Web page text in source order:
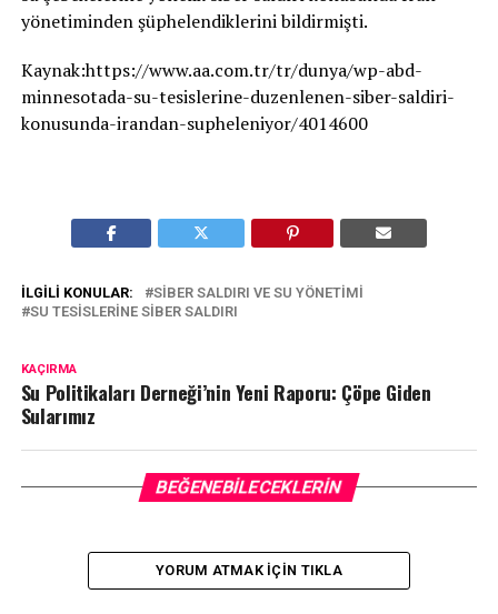
yönetiminden şüphelendiklerini bildirmişti.
Kaynak:https://www.aa.com.tr/tr/dunya/wp-abd-
minnesotada-su-tesislerine-duzenlenen-siber-saldiri-
konusunda-irandan-supheleniyor/4014600
İLGILI KONULAR:
SIBER SALDIRI VE SU YÖNETIMI
SU TESISLERINE SIBER SALDIRI
KAÇIRMA
Su Politikaları Derneği’nin Yeni Raporu: Çöpe Giden
Sularımız
BEĞENEBILECEKLERIN
YORUM ATMAK IÇIN TIKLA